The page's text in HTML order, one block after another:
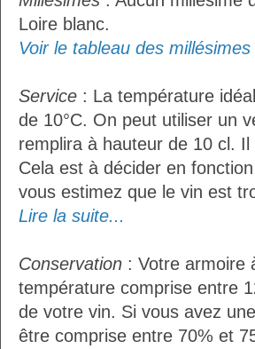
Loire blanc.
Voir le tableau des millésimes
Service : La température
de 10°C. On peut utiliser un
remplira à hauteur de 10 cl.
Cela est à décider en
vous estimez que le vin est
Lire la suite...
Conservation : Votre armoire
température comprise entre
de votre vin. Si vous avez
être comprise entre 70% et